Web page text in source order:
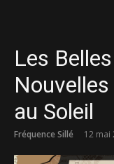
Les
au Soleil
Fréquence Sillé 12 mai